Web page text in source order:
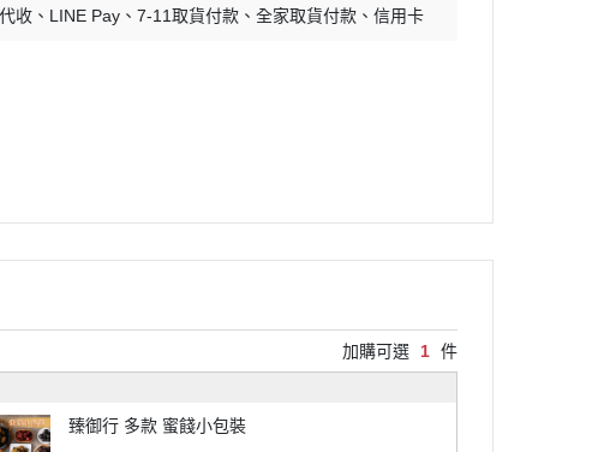
收
LINE Pay 7-11取貨付款 全家取貨付款 信用卡
加購可選 1 件
臻御行 多款 蜜餞小包裝